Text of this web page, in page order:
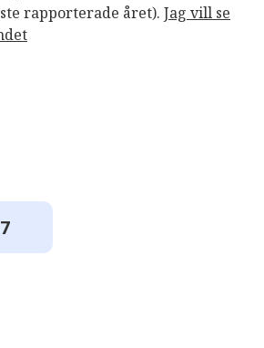
rapporterade året). Jag vill se